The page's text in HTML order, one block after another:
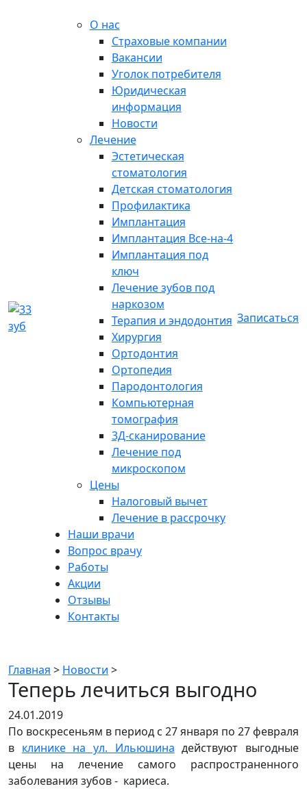
О нас
Страховые компании
Вакансии
Уголок потребителя
Юридическая
информация
Новости
Лечение
Эстетическая
стоматология
Детская стоматология
Профилактика
Имплантация
Имплантация Все-на-4
Имплантация под
ключ
Лечение зубов под
наркозом
Терапия и эндодонтия
Хирургия
Ортодонтия
Ортопедия
Пародонтология
Компьютерная
томография
3Д-сканирование
Лечение под
микроскопом
Цены
Налоговый вычет
Лечение в рассрочку
Наши врачи
Вопрос врачу
Работы
Акции
Отзывы
Контакты
Записаться
Главная > Новости >
Теперь лечиться выгодно
24.01.2019
По воскресеньям в период с 27 января по 27 февраля
в клинике на ул. Ильюшина действуют выгодные
цены на лечение самого распространенного
заболевания зубов - кариеса.